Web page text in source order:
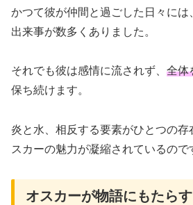
かつて彼が仲間と過ごした日々には
出来事が数多くありました。
それでも彼は感情に流されず、 全体
保ち続けます。
炎と水、相反する要素がひとつの
スカーの魅力が凝縮されているので
オスカーが物語にもたら